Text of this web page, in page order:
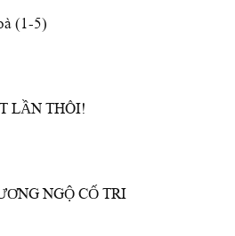
(1-5)
LẦN THÔI!
NGỘ CỐ TRI